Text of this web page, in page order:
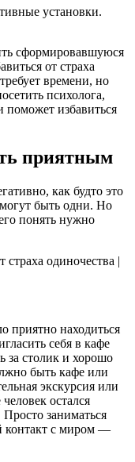
установки.
сформировавшуюся
от страха
времени, но
психолога,
поможет избавиться
приятным
как будто это
быть одни. Но
понять нужно
приятно находиться
себя в кафе
за столик и хорошо
быть кафе или
экскурсия или
остался
заниматься
с миром —